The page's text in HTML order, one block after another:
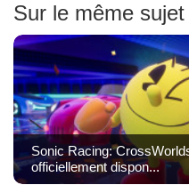
Sur le même sujet
Sonic Racing:
officiellement dispon...